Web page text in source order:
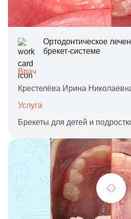
Ортодонтическое
брекет-системе
Врач
Крестелёва Ирина
Услуга
Брекеты для детей и